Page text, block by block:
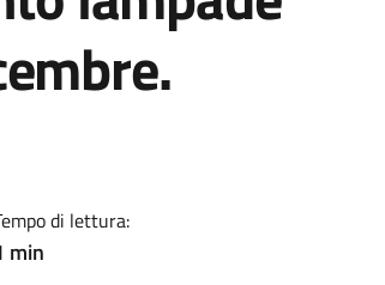
di lettura:
min